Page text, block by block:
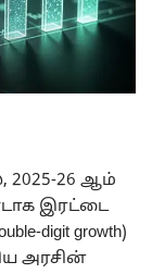
2025-26 ஆம்
இரட்டை
digit growth)
அரசின்